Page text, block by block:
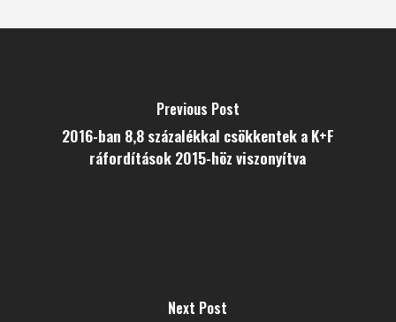
Previous Post
2016-ban 8,8 százalékkal csökkentek a K+F
ráfordítások 2015-höz viszonyítva
Next Post